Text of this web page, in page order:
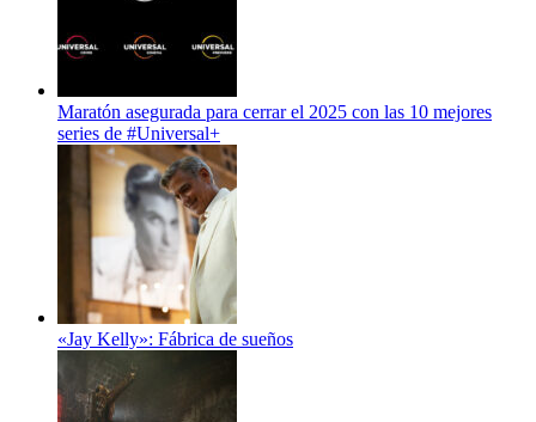
Maratón asegurada para cerrar el 2025 con las 10 mejores
series de #Universal+
«Jay Kelly»: Fábrica de sueños